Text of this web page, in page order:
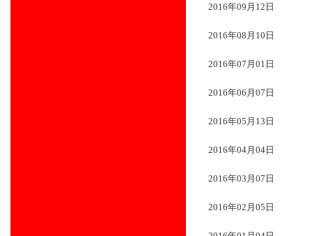
2016年09月12日
2016年08月10日
2016年07月01日
2016年06月07日
2016年05月13日
2016年04月04日
2016年03月07日
2016年02月05日